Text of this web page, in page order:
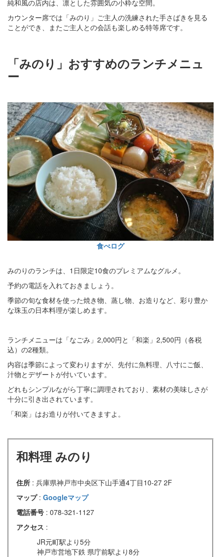
純和風の店内は、凛とした雰囲気の小粋な空間。
カウンター席では「みのり」ご主人の洗練された手さばきを見る
ことができ、またご主人との会話も楽しめる特等席です。
「みのり」おすすめのランチメニュ
ー
食べログ
みのりのランチは、1日限定10食のプレミアムなグルメ。
予約の電話を入れておきましょう。
季節の旬な食材を使った焼き物、蒸し物、お造りなど、彩り豊か
な珠玉の日本料理が楽しめます。
ランチメニューは「なごみ」2,000円と「和楽」2,500円（各税
込）の2種類。
内容は季節によって変わりますが、先付に魚料理、八寸にご飯、
汁物とデザートが付いています。
どれもシンプルながら丁寧に調理されており、素材の美味しさが
十分に引き出されています。
「和楽」はお造りが付いてきますよ。
和料理 みのり
住所 : 兵庫県神戸市中央区下山手通4丁目10-27 2F
マップ : Googleマップ
電話番号 : 078-321-1127
アクセス :
JR元町駅より5分
神戸市営地下鉄 県庁前駅より8分